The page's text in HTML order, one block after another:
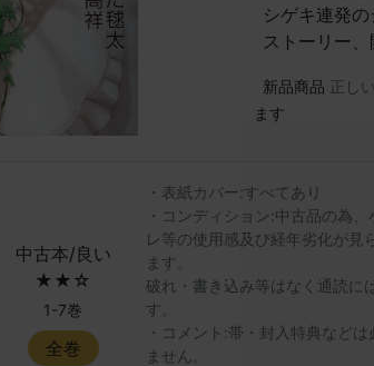
シゲキ連発
ストーリー、
新品商品 正し
ます
中古本/良い
★★☆
1-7巻
全巻
・表紙カバー:すべてあり
・コンディション:中古品の為
レ等の使用感及び経年劣化が見
ます。
破れ・書き込み等はなく通読に
す。
・コメント:帯・封入特典などは
ません。